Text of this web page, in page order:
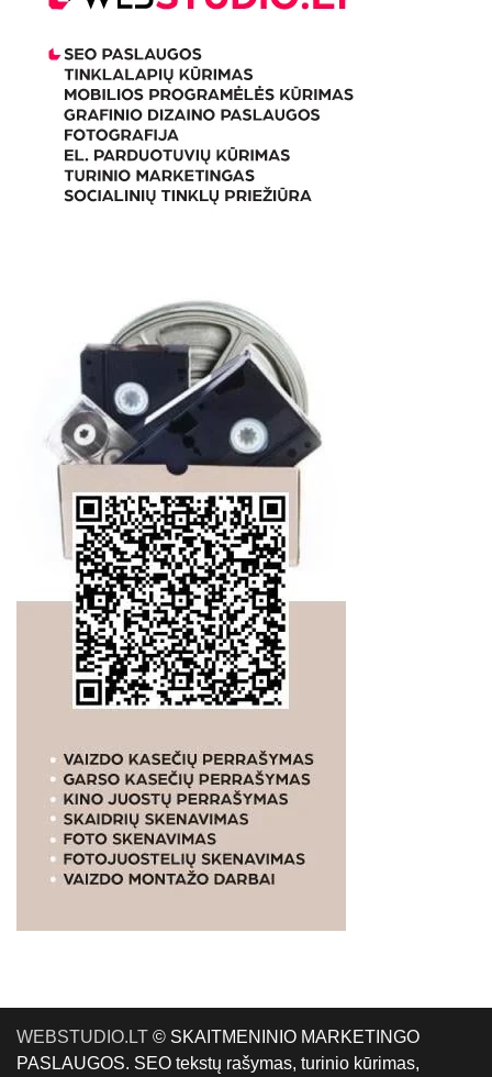
WEBSTUDIO.LT © SKAITMENINIO MARKETINGO
PASLAUGOS. SEO tekstų rašymas, turinio kūrimas,